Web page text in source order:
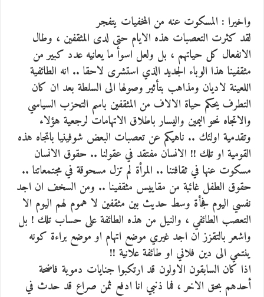
واخيرا : المسكوت عنه من المخفيات يتفجر
لقد كثرت التعصبات هذه الايام حتى لدى المثقفين ، وطال
الانفعال كل حياتهم ، بل ولعل اسوأ ما يعانيه عدد كبير من
مثقفينا هذا الوباء الجديد الذي استشرى لاحقا .. انه الطائفية
اللعينة لاديان ومذاهب بتأثير وصولها الى السلطة بعد ان كان
التطرف يحكم حياة الالاف من المثقفين باسم التحزب السياسي
والاتجاه نحو اليمين واليسار باطلاق الاتهامات لرجعية هؤلاء
وتقدمية اولئك .. ناهيكم عن تعصبات البعض شوفينيا باتجاه هذه
القومية او تلك !! الانسان مفتقد في عقولنا .. حقوق الانسان
مسكوت عنها في ثقافتنا .. المرأة لم تزل مسحوقة في مجتمعاتنا ..
حقوق الطفل غائبة من مقاييس مثقفينا .. ومن السخف ان اجد
نفسي اليوم فجأة وسط حديث بين مثقفين لا هموم لهم اليوم الا
التعصب الطائفي ، والنيل من هذه الطائفة على حساب تلك ! بل
واشعر بالتقزز ان اجد غيري موضع اتهام او موضع براءة كونه
ينتمي الى دين فلاني او طائفة علانية !!
اذا كان السابقون الاولون قد ارتكبوا جنايات دموية فاضحة
أحدهم بحق الاخر ، فما ذنبي انا ادفع ثمن صراع قد حدث في